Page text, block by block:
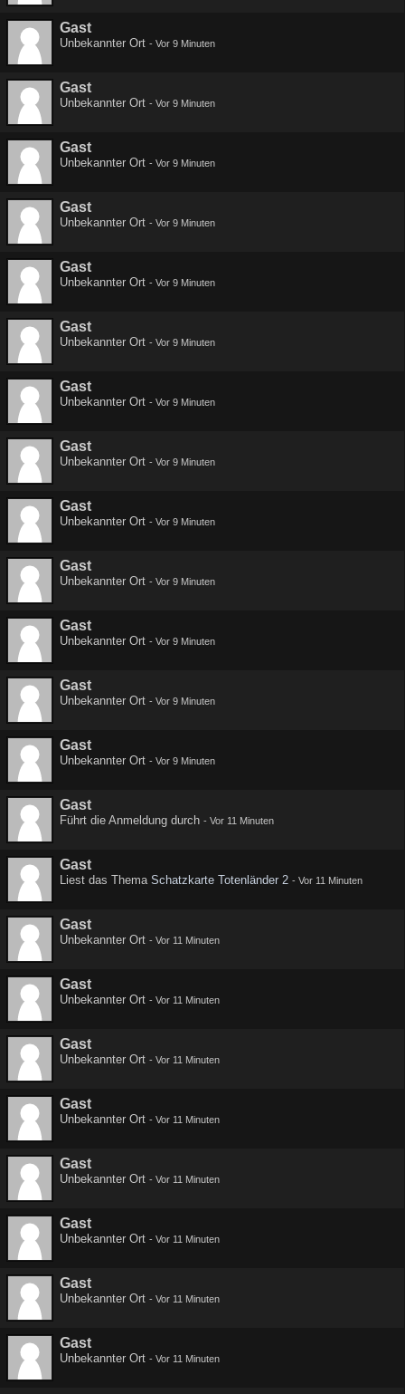
Gast
Unbekannter Ort - Vor 9 Minuten
Gast
Unbekannter Ort - Vor 9 Minuten
Gast
Unbekannter Ort - Vor 9 Minuten
Gast
Unbekannter Ort - Vor 9 Minuten
Gast
Unbekannter Ort - Vor 9 Minuten
Gast
Unbekannter Ort - Vor 9 Minuten
Gast
Unbekannter Ort - Vor 9 Minuten
Gast
Unbekannter Ort - Vor 9 Minuten
Gast
Unbekannter Ort - Vor 9 Minuten
Gast
Unbekannter Ort - Vor 9 Minuten
Gast
Unbekannter Ort - Vor 9 Minuten
Gast
Unbekannter Ort - Vor 9 Minuten
Gast
Unbekannter Ort - Vor 9 Minuten
Gast
Führt die Anmeldung durch - Vor 11 Minuten
Gast
Liest das Thema Schatzkarte Totenländer 2 - Vor 11 Minuten
Gast
Unbekannter Ort - Vor 11 Minuten
Gast
Unbekannter Ort - Vor 11 Minuten
Gast
Unbekannter Ort - Vor 11 Minuten
Gast
Unbekannter Ort - Vor 11 Minuten
Gast
Unbekannter Ort - Vor 11 Minuten
Gast
Unbekannter Ort - Vor 11 Minuten
Gast
Unbekannter Ort - Vor 11 Minuten
Gast
Unbekannter Ort - Vor 11 Minuten